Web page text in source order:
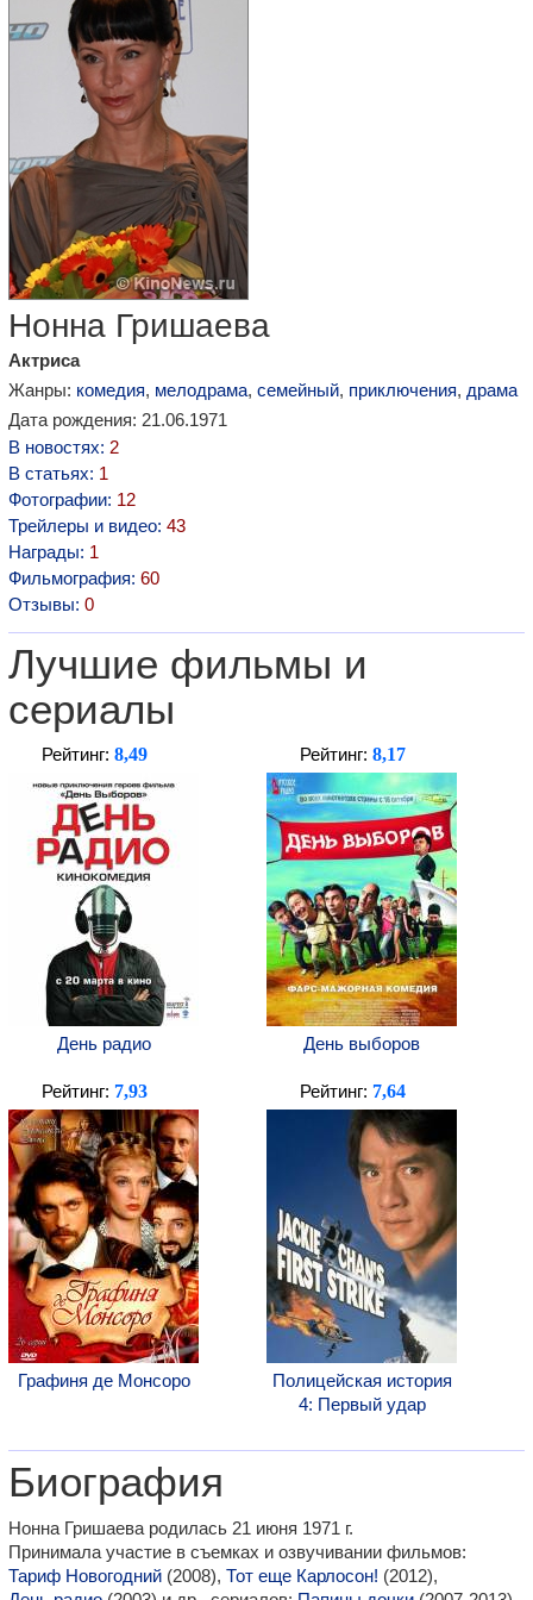
Нонна Гришаева
Актриса
Жанры: комедия, мелодрама, семейный, приключения, драма
Дата рождения: 21.06.1971
В новостях: 2
В статьях: 1
Фотографии: 12
Трейлеры и видео: 43
Награды: 1
Фильмография: 60
Отзывы: 0
Лучшие фильмы и
сериалы
Рейтинг: 8,49
День радио
Рейтинг: 8,17
День выборов
Рейтинг: 7,93
Графиня де Монсоро
Рейтинг: 7,64
Полицейская история
4: Первый удар
Биография
Нонна Гришаева родилась 21 июня 1971 г.
Принимала участие в съемках и озвучивании фильмов:
Тариф Новогодний (2008), Тот еще Карлосон! (2012),